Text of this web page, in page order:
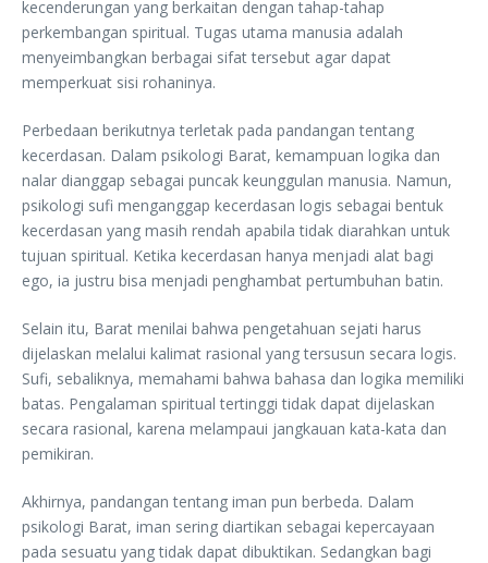
kecenderungan yang berkaitan dengan tahap-tahap
perkembangan spiritual. Tugas utama manusia adalah
menyeimbangkan berbagai sifat tersebut agar dapat
memperkuat sisi rohaninya.
Perbedaan berikutnya terletak pada pandangan tentang
kecerdasan. Dalam psikologi Barat, kemampuan logika dan
nalar dianggap sebagai puncak keunggulan manusia. Namun,
psikologi sufi menganggap kecerdasan logis sebagai bentuk
kecerdasan yang masih rendah apabila tidak diarahkan untuk
tujuan spiritual. Ketika kecerdasan hanya menjadi alat bagi
ego, ia justru bisa menjadi penghambat pertumbuhan batin.
Selain itu, Barat menilai bahwa pengetahuan sejati harus
dijelaskan melalui kalimat rasional yang tersusun secara logis.
Sufi, sebaliknya, memahami bahwa bahasa dan logika memiliki
batas. Pengalaman spiritual tertinggi tidak dapat dijelaskan
secara rasional, karena melampaui jangkauan kata-kata dan
pemikiran.
Akhirnya, pandangan tentang iman pun berbeda. Dalam
psikologi Barat, iman sering diartikan sebagai kepercayaan
pada sesuatu yang tidak dapat dibuktikan. Sedangkan bagi